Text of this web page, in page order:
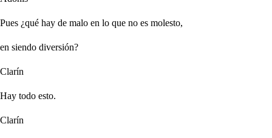
Pues ¿qué hay de malo en lo que no es molesto,
en siendo diversión?
Clarín
Hay todo esto.
Clarín